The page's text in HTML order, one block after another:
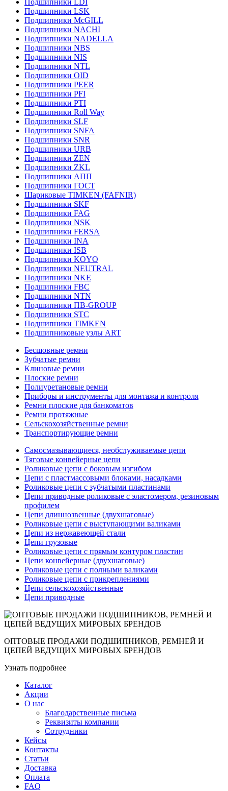
Подшипники LDI
Подшипники LSK
Подшипники McGILL
Подшипники NACHI
Подшипники NADELLA
Подшипники NBS
Подшипники NIS
Подшипники NTL
Подшипники OID
Подшипники PEER
Подшипники PFI
Подшипники PTI
Подшипники Roll Way
Подшипники SLF
Подшипники SNFA
Подшипники SNR
Подшипники URB
Подшипники ZEN
Подшипники ZKL
Подшипники АПП
Подшипники ГОСТ
Шариковые ТІMKEN (FAFNIR)
Подшипники SKF
Подшипники FAG
Подшипники NSK
Подшипники FERSA
Подшипники INA
Подшипники ISB
Подшипники KOYO
Подшипники NEUTRAL
Подшипники NKE
Подшипники FBC
Подшипники NTN
Подшипники ПВ-GROUP
Подшипники STC
Подшипники TIMKEN
Подшипниковые узлы ART
Бесшовные ремни
Зубчатые ремни
Клиновые ремни
Плоские ремни
Полиуретановые ремни
Приборы и инструменты для монтажа и контроля
Ремни плоские для банкоматов
Ремни протяжные
Сельскохозяйственные ремни
Транспортирующие ремни
Самосмазывающиеся, необслуживаемые цепи
Тяговые конвейерные цепи
Роликовые цепи с боковым изгибом
Цепи с пластмассовыми блоками, насадками
Роликовые цепи с зубчатыми пластинами
Цепи приводные роликовые с эластомером, резиновым
профилем
Цепи длиннозвенные (двухшаговые)
Роликовые цепи с выступающими валиками
Цепи из нержавеющей стали
Цепи грузовые
Роликовые цепи с прямым контуром пластин
Цепи конвейерные (двухшаговые)
Роликовые цепи с полными валиками
Роликовые цепи с прикреплениями
Цепи сельскохозяйственные
Цепи приводные
ОПТОВЫЕ ПРОДАЖИ ПОДШИПНИКОВ, РЕМНЕЙ И
ЦЕПЕЙ ВЕДУЩИХ МИРОВЫХ БРЕНДОВ
Узнать подробнее
Каталог
Акции
О нас
Благодарственные письма
Реквизиты компании
Сотрудники
Кейсы
Контакты
Статьи
Доставка
Оплата
FAQ